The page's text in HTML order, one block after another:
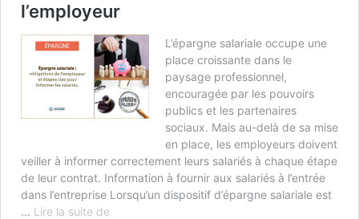
l’employeur
L’épargne salariale occupe une
place croissante dans le
paysage professionnel,
encouragée par les pouvoirs
publics et les partenaires
sociaux. Mais au-delà de sa mise
en place, les employeurs doivent
veiller à informer correctement leurs salariés à chaque étape
de leur contrat. Information à fournir aux salariés à l’entrée
dans l’entreprise Lorsqu’un dispositif d’épargne salariale est
… Lire la suite de